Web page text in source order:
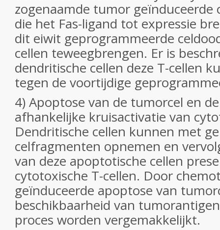
zogenaamde tumor geïnduceerde
die het Fas-ligand tot expressie
dit eiwit geprogrammeerde
cellen teweegbrengen. Er is
dendritische cellen deze T-cellen
tegen de voortijdige
4) Apoptose van de tumorcel en
afhankelijke kruisactivatie van
Dendritische cellen kunnen met
celfragmenten opnemen en
van deze apoptotische cellen
cytotoxische T-cellen. Door
geïnduceerde apoptose van
beschikbaarheid van
proces worden vergemakkelijkt.